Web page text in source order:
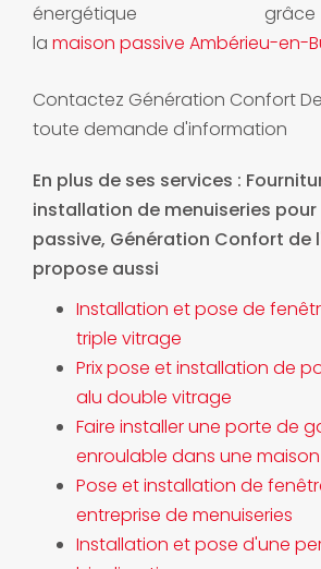
énergétique
la maison passive Ambérieu-en-
Contactez Génération Confort
toute demande d'information
En plus de ses services :
installation de menuiseries
passive, Génération Confort de
propose aussi
Installation et pose de
triple vitrage
Prix pose et installation de
alu double vitrage
Faire installer une porte de
enroulable dans une maison
Pose et installation de
entreprise de menuiseries
Installation et pose d'une